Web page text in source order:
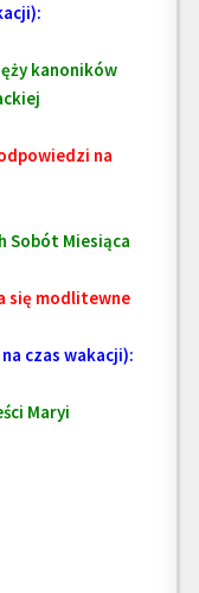
kanoników
na
Sobót Miesiąca
się modlitewne
czas wakacji):
Maryi